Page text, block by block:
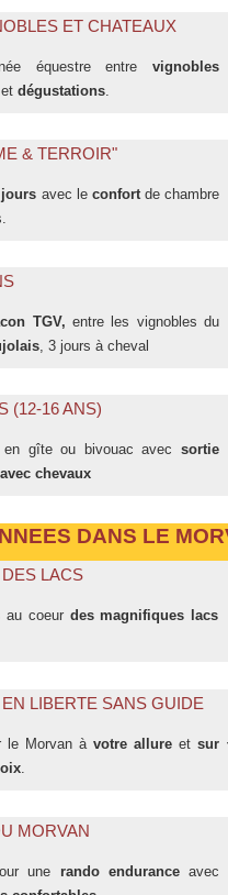
ET CHATEAUX
équestre entrevignobles
et dégustations.
& TERROIR"
jours avec le confortde chambre
TGV,entre les vignobles du
, 3 jours à cheval
(12-16 ANS)
en gîte ou bivouac avec sortie
avec chevaux
DANS LE
LACS
au coeur des magnifiques
lacs
LIBERTE SANS GUIDE
le Morvan à votre allure et sur
.
MORVAN
une rando endurance avec